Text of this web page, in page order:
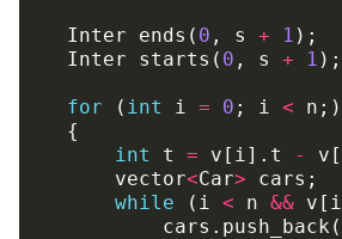
Inter ends ( 0 , s + 1 );
Inter
starts ( 0 , s + 1 );
for ( int i = 0 ; i < n ;)
{
int
t = v [ i]. t - v [
vector<Car> cars ;
while
( i < n && v [ i
cars . push_back (